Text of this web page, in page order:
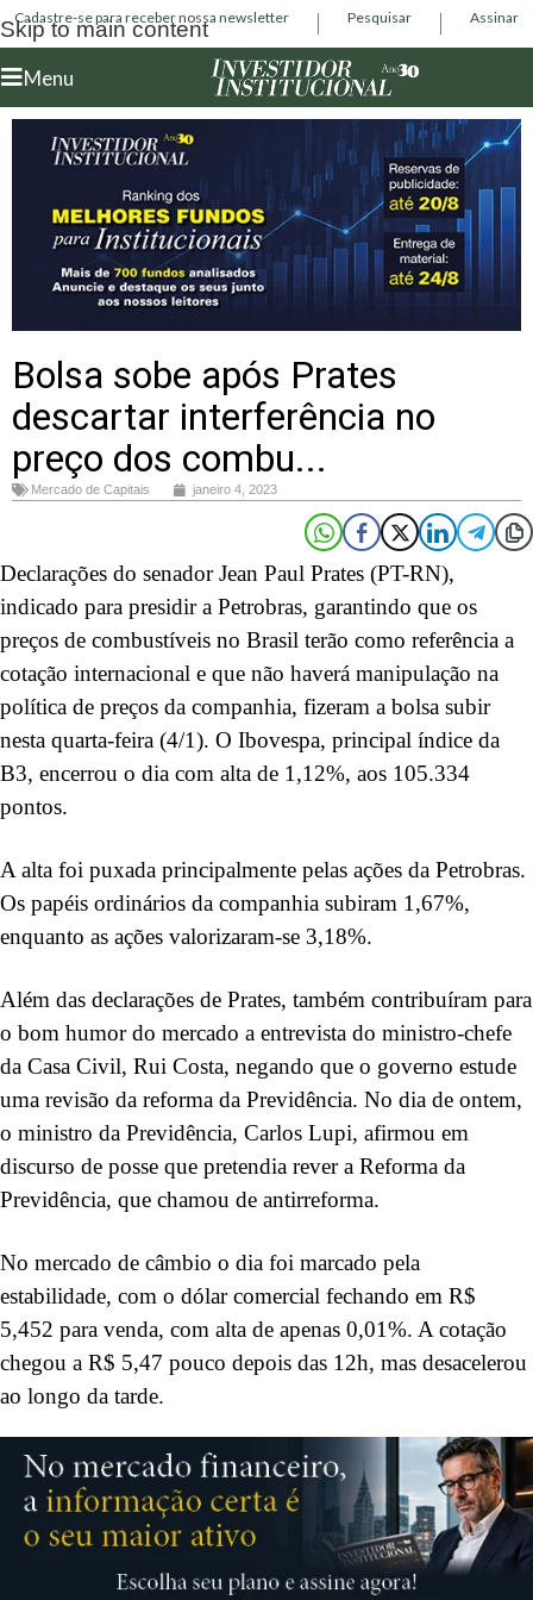
Skip to main content
Cadastre-se para receber nossa newsletter Pesquisar Assinar
Menu
Bolsa sobe após Prates
descartar interferência no
preço dos combu...
Mercado de Capitais janeiro 4, 2023
Declarações do senador Jean Paul Prates (PT-RN),
indicado para presidir a Petrobras, garantindo que os
preços de combustíveis no Brasil terão como referência a
cotação internacional e que não haverá manipulação na
política de preços da companhia, fizeram a bolsa subir
nesta quarta-feira (4/1). O Ibovespa, principal índice da
B3, encerrou o dia com alta de 1,12%, aos 105.334
pontos.
A alta foi puxada principalmente pelas ações da Petrobras.
Os papéis ordinários da companhia subiram 1,67%,
enquanto as ações valorizaram-se 3,18%.
Além das declarações de Prates, também contribuíram para
o bom humor do mercado a entrevista do ministro-chefe
da Casa Civil, Rui Costa, negando que o governo estude
uma revisão da reforma da Previdência. No dia de ontem,
o ministro da Previdência, Carlos Lupi, afirmou em
discurso de posse que pretendia rever a Reforma da
Previdência, que chamou de antirreforma.
No mercado de câmbio o dia foi marcado pela
estabilidade, com o dólar comercial fechando em R$
5,452 para venda, com alta de apenas 0,01%. A cotação
chegou a R$ 5,47 pouco depois das 12h, mas desacelerou
ao longo da tarde.